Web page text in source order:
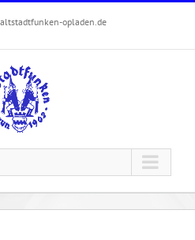
opladen.de